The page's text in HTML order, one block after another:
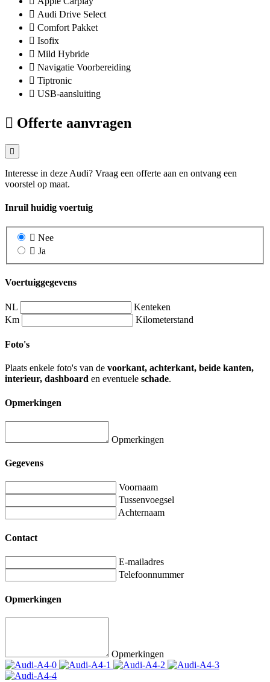
Audi Drive Select
Comfort Pakket
Isofix
Mild Hybride
Navigatie Voorbereiding
Tiptronic
USB-aansluiting
Offerte aanvragen
Interesse in deze Audi? Vraag een offerte aan en ontvang een
voorstel op maat.
Inruil huidig voertuig
Nee
Ja
Voertuiggegevens
NL
Kenteken
Km
Kilometerstand
Foto's
Plaats enkele foto's van de voorkant, achterkant, beide kanten,
interieur, dashboard en eventuele schade.
Opmerkingen
Opmerkingen
Gegevens
Voornaam
Tussenvoegsel
Achternaam
Contact
E-mailadres
Telefoonnummer
Opmerkingen
Opmerkingen